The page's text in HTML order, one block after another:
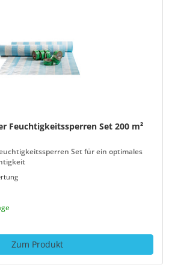
Feuchtigkeitssperren Set 200 m²
Set für ein optimales
Zum Produkt